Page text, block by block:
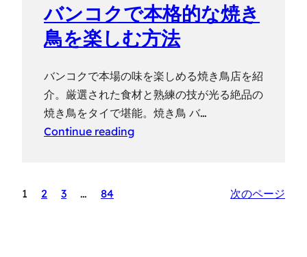
バンコクで本格的な焼き
鳥を楽しむ方法
バンコクで本場の味を楽しめる焼き鳥店を紹
介。厳選された食材と熟練の技が光る絶品の
焼き鳥をタイで堪能。焼き鳥 バ…
Continue reading
1 2 3 … 84 次のページ